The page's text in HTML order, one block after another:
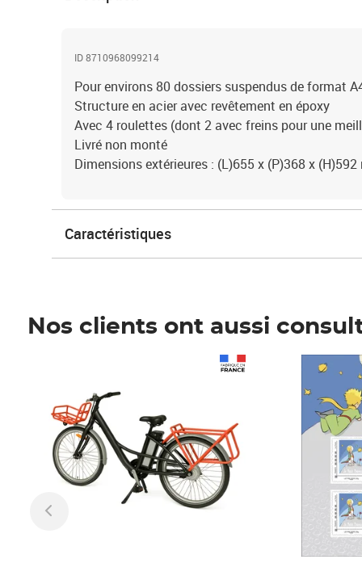
ID 8710968099214
Pour environs 80 dossiers suspendus de format
Structure en acier avec revêtement en époxy
Avec 4 roulettes (dont 2 avec freins pour une
Livré non monté
Dimensions extérieures : (L)655 x (P)368 x (H)592
Caractéristiques
Nos clients ont aussi
Prix 6,25€ HT